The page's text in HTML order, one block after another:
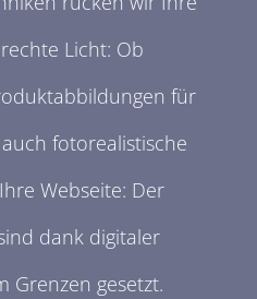
Licht: Ob
für
fotorealistische
Webseite: Der
dank digitaler
Grenzen gesetzt.